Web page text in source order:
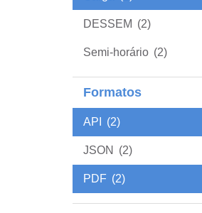
DESSEM (2)
Semi-horário (2)
Formatos
API (2)
JSON (2)
PDF (2)